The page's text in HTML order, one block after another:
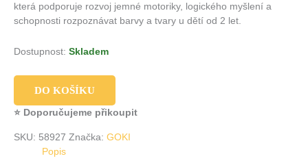
která podporuje rozvoj jemné motoriky, logického myšlení a
schopnosti rozpoznávat barvy a tvary u dětí od 2 let.
Dostupnost: Skladem
DO KOŠÍKU
⭐ Doporučujeme přikoupit
SKU: 58927 Značka: GOKI
Popis